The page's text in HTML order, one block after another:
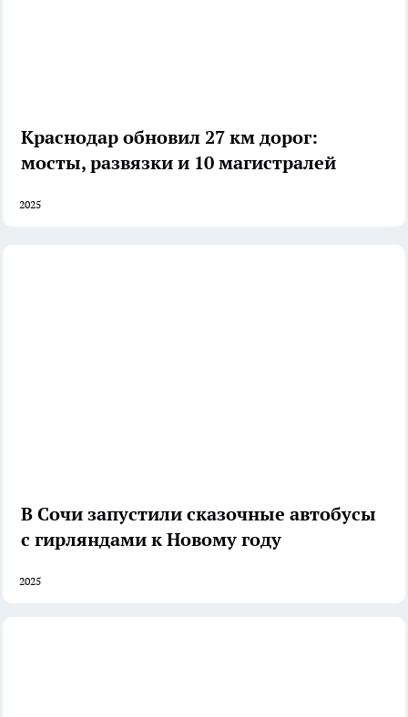
Краснодар обновил 27 км дорог:
мосты, развязки и 10 магистралей
2025
В Сочи запустили сказочные автобусы
с гирляндами к Новому году
2025